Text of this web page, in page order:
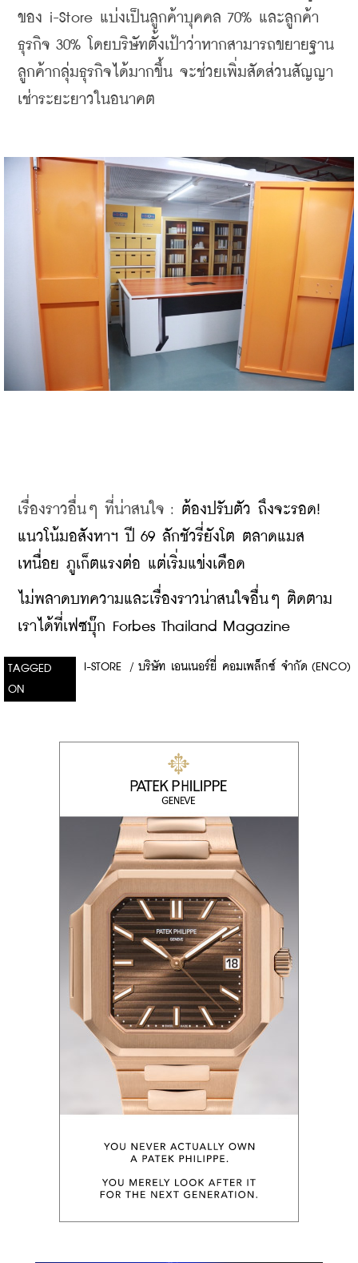
ของ i-Store แบ่งเป็นลูกค้าบุคคล 70% และลูกค้า
ธุรกิจ 30% โดยบริษัทตั้งเป้าว่าหากสามารถขยายฐาน
ลูกค้ากลุ่มธุรกิจได้มากขึ้น จะช่วยเพิ่มสัดส่วนสัญญา
เช่าระยะยาวในอนาคต
เรื่องราวอื่นๆ ที่น่าสนใจ : ต้องปรับตัว ถึงจะรอด!
แนวโน้มอสังหาฯ ปี 69 ลักชัวรี่ยังโต ตลาดแมส
เหนื่อย ภูเก็ตแรงต่อ แต่เริ่มแข่งเดือด
ไม่พลาดบทความและเรื่องราวน่าสนใจอื่นๆ ติดตาม
เราได้ที่เฟซบุ๊ก Forbes Thailand Magazine
TAGGED
ON
I-STORE / บริษัท เอนเนอร์ยี่ คอมเพล็กซ์ จำกัด (ENCO)